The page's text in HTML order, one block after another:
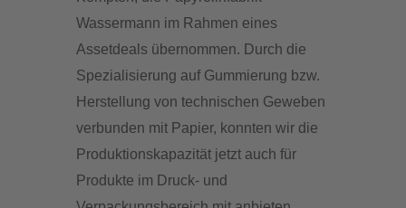
Wassermann im Rahmen eines
Assetdeals übernommen. Durch die
Spezialisierung auf Gummierung bzw.
Herstellung von technischen Geweben
verbunden mit Papier, konnten wir die
Produktionskapazität jetzt auch für
Produkte im Druck- und